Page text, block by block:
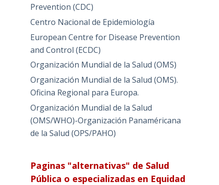
Prevention (CDC)
Centro Nacional de Epidemiología
European Centre for Disease Prevention
and Control (ECDC)
Organización Mundial de la Salud (OMS)
Organización Mundial de la Salud (OMS).
Oficina Regional para Europa.
Organización Mundial de la Salud
(OMS/WHO)-Organización Panaméricana
de la Salud (OPS/PAHO)
Paginas "alternativas" de Salud
Pública o especializadas en Equidad